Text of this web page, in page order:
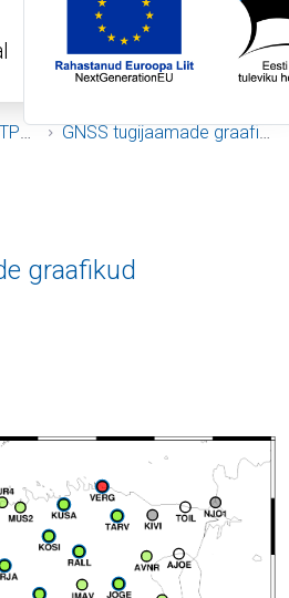
GNSS tugijaamade graafikud
graafikud